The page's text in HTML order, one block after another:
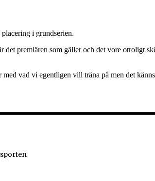
i grundserien.
premiären som gäller och det vore otroligt
vad vi egentligen vill träna på men det